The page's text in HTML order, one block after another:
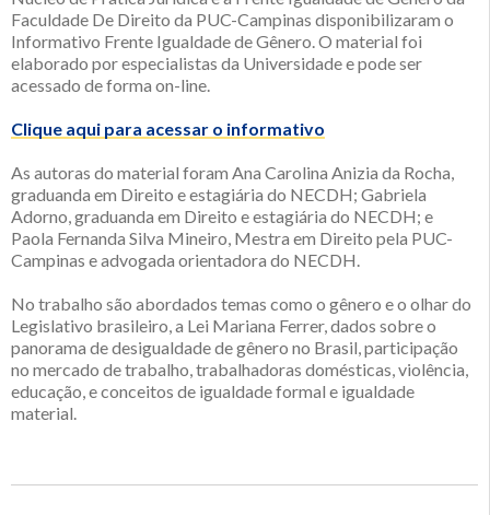
Faculdade De Direito da PUC-Campinas disponibilizaram o
Informativo Frente Igualdade de Gênero. O material foi
elaborado por especialistas da Universidade e pode ser
acessado de forma on-line.
Clique aqui para acessar o informativo
As autoras do material foram Ana Carolina Anizia da Rocha,
graduanda em Direito e estagiária do NECDH; Gabriela
Adorno, graduanda em Direito e estagiária do NECDH; e
Paola Fernanda Silva Mineiro, Mestra em Direito pela PUC-
Campinas e advogada orientadora do NECDH.
No trabalho são abordados temas como o gênero e o olhar do
Legislativo brasileiro, a Lei Mariana Ferrer, dados sobre o
panorama de desigualdade de gênero no Brasil, participação
no mercado de trabalho, trabalhadoras domésticas, violência,
educação, e conceitos de igualdade formal e igualdade
material.